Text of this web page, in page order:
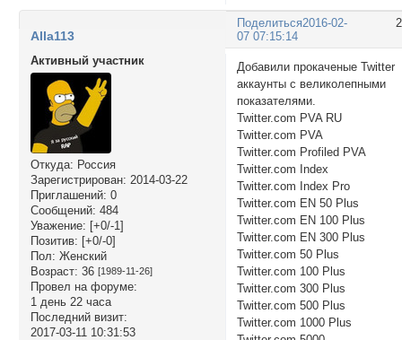
Поделиться2016-02-
07 07:15:14
Alla113
Активный участник
Откуда: Россия
Зарегистрирован: 2014-03-22
Приглашений: 0
Сообщений: 484
Уважение: [+0/-1]
Позитив: [+0/-0]
Пол: Женский
Возраст: 36 [1989-11-26]
Провел на форуме:
1 день 22 часа
Последний визит:
2017-03-11 10:31:53
Добавили прокаченые Twitter
аккаунты с великолепными
показателями.
Twitter.com PVA RU
Twitter.com PVA
Twitter.com Profiled PVA
Twitter.com Index
Twitter.com Index Pro
Twitter.com EN 50 Plus
Twitter.com EN 100 Plus
Twitter.com EN 300 Plus
Twitter.com 50 Plus
Twitter.com 100 Plus
Twitter.com 300 Plus
Twitter.com 500 Plus
Twitter.com 1000 Plus